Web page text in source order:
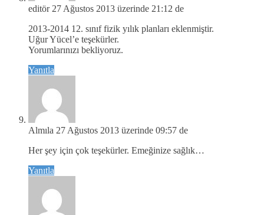
editör 27 Ağustos 2013 üzerinde 21:12 de
2013-2014 12. sınıf fizik yılık planları eklenmiştir.
Uğur Yücel’e teşekürler.
Yorumlarınızı bekliyoruz.
Yanıtla
Almıla 27 Ağustos 2013 üzerinde 09:57 de
Her şey için çok teşekürler. Emeğinize sağlık…
Yanıtla